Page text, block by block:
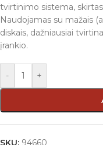
tvirtinimo sistema,
Naudojamas su mažais
diskais, dažniausiai
įrankio.
- +
SKU: 94660